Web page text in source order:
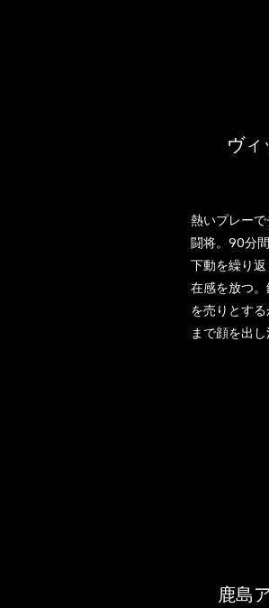
ヴィ
熱いプレー
闘将。90分
下動を繰り
在感を放つ
を売りとす
まで顔を出し
鹿島